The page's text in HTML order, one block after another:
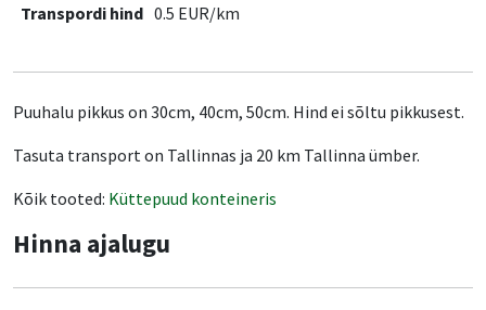
Transpordi hind 0.5 EUR/km
Puuhalu pikkus on 30cm, 40cm, 50cm. Hind ei sõltu pikkusest.
Tasuta transport on Tallinnas ja 20 km Tallinna ümber.
Kõik tooted: Küttepuud konteineris
Hinna ajalugu